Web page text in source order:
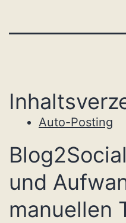
Auto-Posting
und
manuellen